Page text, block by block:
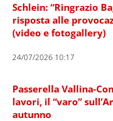
Schlein: “Ringrazio
risposta alle
(video e fotogallery)
24/07/2026 10:17
Passerella Vallina-
lavori, il “varo”
autunno